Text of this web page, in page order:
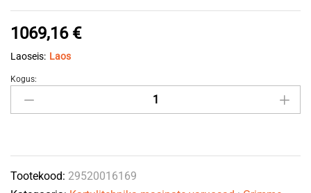
1069,16 €
Laoseis: Laos
Grimme
LH750
Kogus:
Tootekood: 29520016169